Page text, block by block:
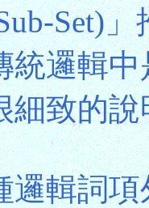
Set)
統邏輯
細致的說
邏輯詞